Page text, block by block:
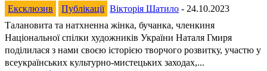
Ексклюзив Публікації Вікторія Шатило - 24.10.2023
Талановита та натхненна жінка, бучанка, членкиня
Національної спілки художників України Наталя Гмиря
поділилася з нами своєю історією творчого розвитку, участю у
всеукраїнських культурно-мистецьких заходах,...